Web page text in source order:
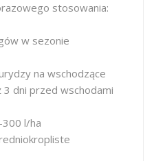
stosowania:
w sezonie
na wschodzące
3 dni przed wschodami
l/ha